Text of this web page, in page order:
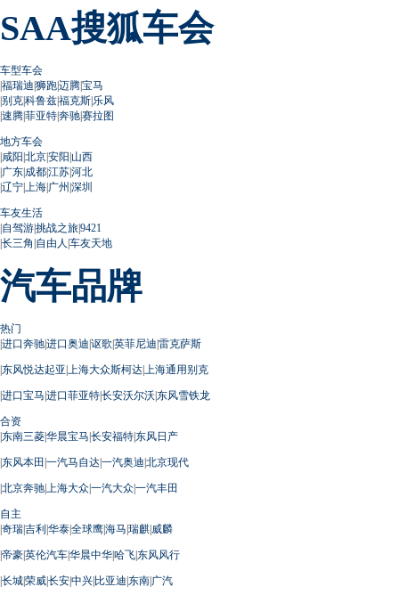
SAA搜狐车会
车型车会
|福瑞迪|狮跑|迈腾|宝马
|别克|科鲁兹|福克斯|乐风
|速腾|菲亚特|奔驰|赛拉图
地方车会
|咸阳|北京|安阳|山西
|广东|成都|江苏|河北
|辽宁| 上海|广州 |深圳
车友生活
|自驾游|挑战之旅|9421
|长三角 |自由人 |车友天地
汽车品牌
热门
|进口奔驰|进口奥迪|讴歌|英菲尼迪|雷克萨斯
|东风悦达起亚| 上海大众斯柯达| 上海通用别克
|进口宝马|进口菲亚特|长安沃尔沃|东风雪铁龙
合资
|东南三菱|华晨宝马|长安福特|东风日产
|东风本田 |一汽马自达|一汽奥迪|北京现代
|北京奔驰| 上海大众|一汽大众|一汽丰田
自主
|奇瑞|吉利|华泰|全球鹰|海马|瑞麒|威麟
|帝豪|英伦汽车|华晨中华|哈飞|东风风行
|长城|荣威|长安|中兴|比亚迪|东南|广汽